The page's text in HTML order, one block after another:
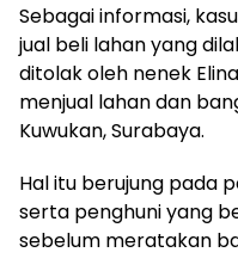
Sebagai informasi,
jual beli lahan yang
ditolak oleh nenek
menjual lahan dan
Kuwukan, Surabaya.
Hal itu berujung pada
serta penghuni yang
sebelum meratakan